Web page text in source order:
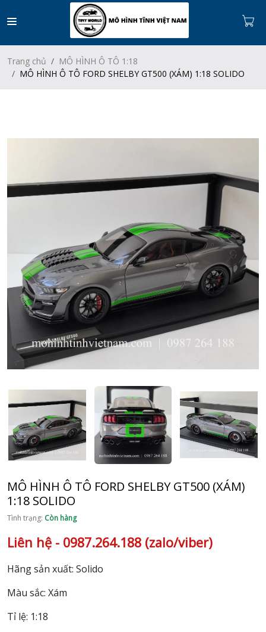
Trang chủ
MÔ HÌNH Ô TÔ 1:18
MÔ HÌNH Ô TÔ FORD SHELBY GT500 (XÁM) 1:18 SOLIDO
MÔ HÌNH Ô TÔ FORD SHELBY GT500 (XÁM)
1:18 SOLIDO
Tình trạng: Còn hàng
Liên hệ - 0987.264.188 (zalo/viber)
Hãng sản xuất: Solido
Màu sắc: Xám
Tỉ lệ: 1:18